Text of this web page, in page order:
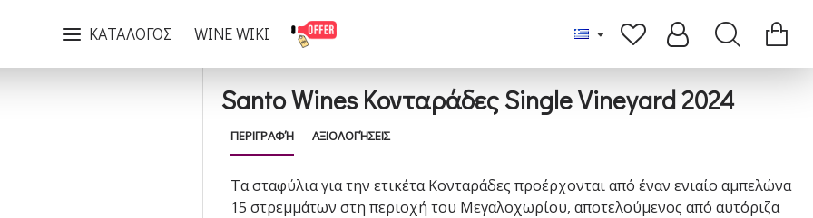
ΚΑΤΑΛΟΓΟΣ WINE WIKI
Santo Wines Κονταράδες Single Vineyard 2024
Santo Wines Κονταράδες Single Vineyard 2024
ΠΕΡΙΓΡΑΦΉ ΑΞΙΟΛΟΓΉΣΕΙΣ
Τα σταφύλια για την ετικέτα Κονταράδες προέρχονται από έναν ενιαίο αμπελώνα
15 στρεμμάτων στη περιοχή του Μεγαλοχωρίου, αποτελούμενος από αυτόριζα